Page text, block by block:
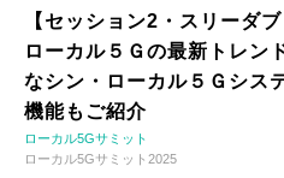
【セッション2・スリーダ
ローカル５Ｇの最新トレ
なシン・ローカル５Ｇシス
機能もご紹介
ローカル5Gサミット
ローカル5Gサミット2025